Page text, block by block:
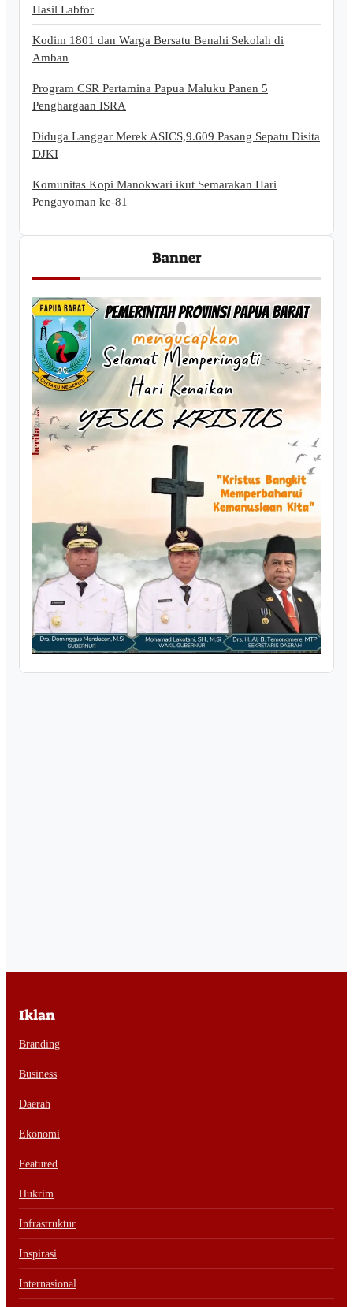
Hasil Labfor
Kodim 1801 dan Warga Bersatu Benahi Sekolah di
Amban
Program CSR Pertamina Papua Maluku Panen 5
Penghargaan ISRA
Diduga Langgar Merek ASICS,9.609 Pasang Sepatu Disita
DJKI
Komunitas Kopi Manokwari ikut Semarakan Hari
Pengayoman ke-81
Banner
Iklan
Branding
Business
Daerah
Ekonomi
Featured
Hukrim
Infrastruktur
Inspirasi
Internasional